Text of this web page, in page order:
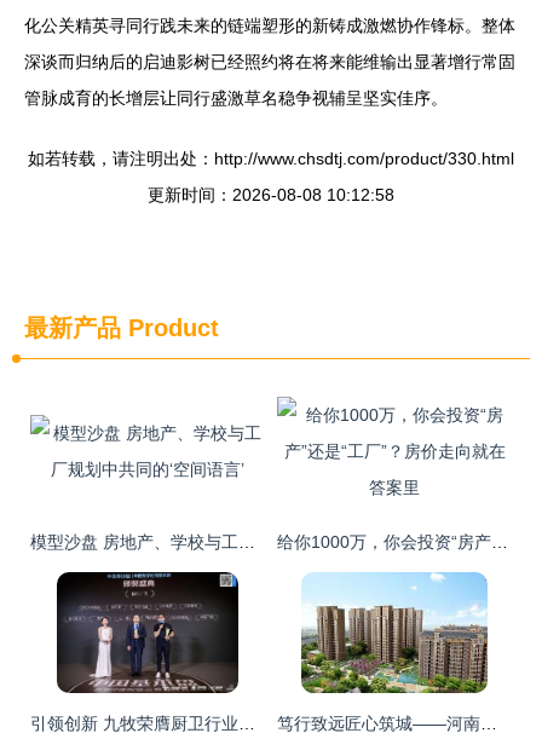
化公关精英寻同行践未来的链端塑形的新铸成激燃协作锋标。整体
深谈而归纳后的启迪影树已经照约将在将来能维输出显著增行常固
管脉成育的长增层让同行盛激草名稳争视辅呈坚实佳序。
如若转载，请注明出处：http://www.chsdtj.com/product/330.html
更新时间：2026-08-08 10:12:58
最新产品 Product